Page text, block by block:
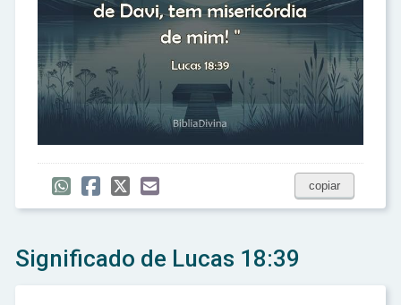
copiar
Significado de Lucas 18:39